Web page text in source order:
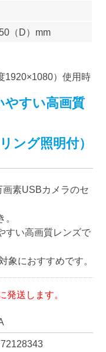
（D）mm
）使用時
やすい高画質
ング照明付）
素USBカメラのセ
すい高画質レンズで
象におすすめです。
発送します。